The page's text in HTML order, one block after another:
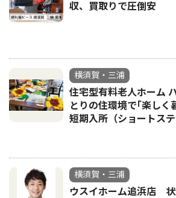
収、買取りで圧倒安
横須賀・三浦
住宅型有料老人ホーム
とりの住環境で｢楽し
短期入所（ショートス
横須賀・三浦
ウスイホーム追浜店